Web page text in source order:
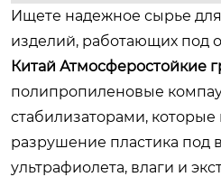
Ищете надежное сырье
изделий, работающих под
Китай Атмосферостойкие
полипропиленовые
стабилизаторами,
разрушение пластика под
ультрафиолета, влаги и